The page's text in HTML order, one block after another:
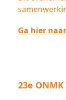
Ga hier
23e